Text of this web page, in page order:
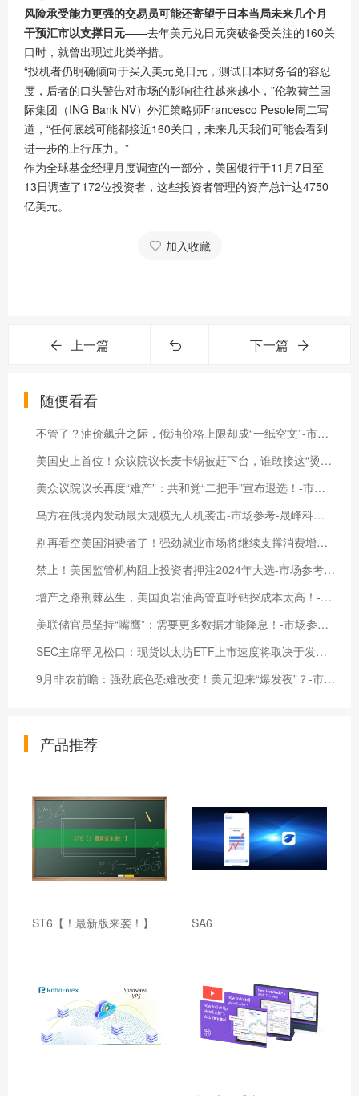
风险承受能力更强的交易员可能还寄望于日本当局未来几个月
干预汇市以支撑日元——去年美元兑日元突破备受关注的160关
口时，就曾出现过此类举措。
“投机者仍明确倾向于买入美元兑日元，测试日本财务省的容忍
度，后者的口头警告对市场的影响往往越来越小，”伦敦荷兰国
际集团（ING Bank NV）外汇策略师Francesco Pesole周二写
道，“任何底线可能都接近160关口，未来几天我们可能会看到
进一步的上行压力。”
作为全球基金经理月度调查的一部分，美国银行于11月7日至
13日调查了172位投资者，这些投资者管理的资产总计达4750
亿美元。
加入收藏
上一篇 下一篇
随便看看
不管了？油价飙升之际，俄油价格上限却成“一纸空文”-市场参考-晟峰科技数据
美国史上首位！众议院议长麦卡锡被赶下台，谁敢接这“烫手山芋”？-市场参考-晟峰科技数据
美众议院议长再度“难产”：共和党“二把手”宣布退选！-市场参考-晟峰科技数据
乌方在俄境内发动最大规模无人机袭击-市场参考-晟峰科技数据
别再看空美国消费者了！强劲就业市场将继续支撑消费增长-市场参考-晟峰科技数据
禁止！美国监管机构阻止投资者押注2024年大选-市场参考-晟峰科技数据
增产之路荆棘丛生，美国页岩油高管直呼钻探成本太高！-市场参考-晟峰科技数据
美联储官员坚持“嘴鹰”：需要更多数据才能降息！-市场参考-晟峰科技数据
SEC主席罕见松口：现货以太坊ETF上市速度将取决于发行人！-市场参考-晟峰科技数据
9月非农前瞻：强劲底色恐难改变！美元迎来“爆发夜”？-市场参考-晟峰科技数据
产品推荐
ST6【！最新版来袭！】 SA6